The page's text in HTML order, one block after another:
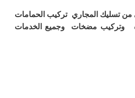
تسليك المجاري تركيب الحمامات
وتركيب مضخات وجميع الخدمات